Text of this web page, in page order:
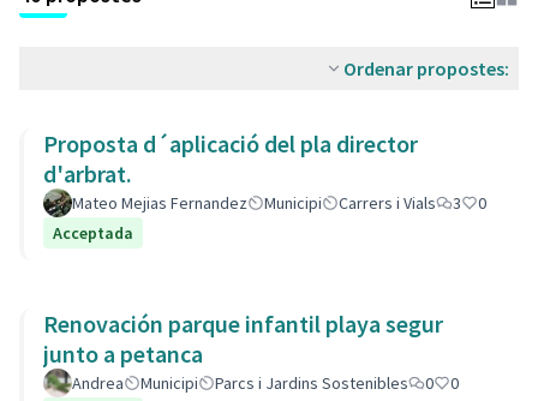
Ordenar propostes:
Proposta d´aplicació del pla director
d'arbrat.
Mateo Mejias Fernandez Municipi Carrers i Vials 3
0
Acceptada
Renovación parque infantil playa segur
junto a petanca
Andrea Municipi Parcs i Jardins Sostenibles 0
0